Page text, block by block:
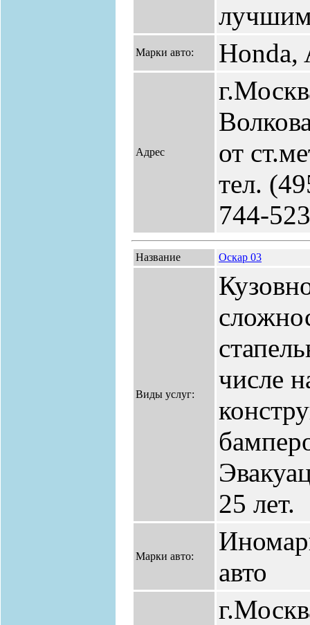
Марки авто: Honda,
Адрес
от
тел.
744-
Название Оскар 03
Виды услуг:
числе
25 лет.
Марки авто:
авто